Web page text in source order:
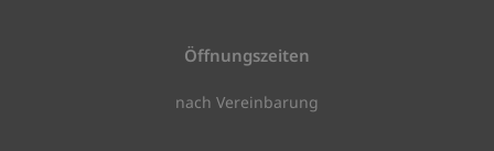
Öffnungszeiten
nach Vereinbarung